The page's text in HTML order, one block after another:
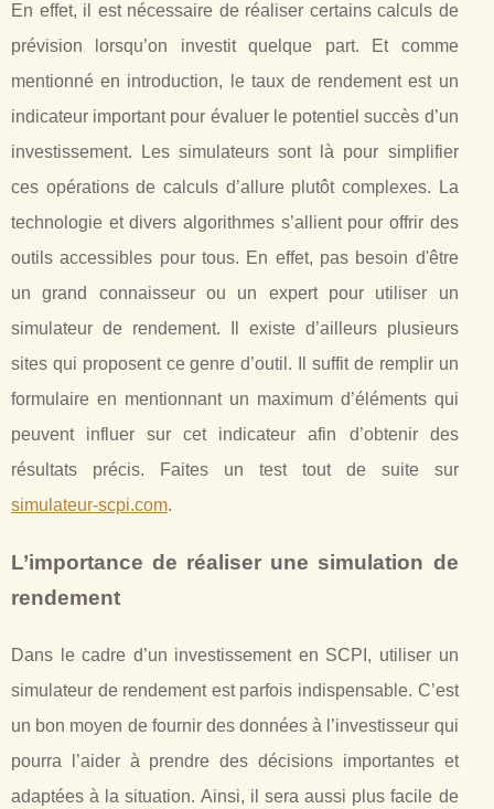
En effet, il est nécessaire de réaliser certains calculs de
prévision lorsqu’on investit quelque part. Et comme
mentionné en introduction, le taux de rendement est un
indicateur important pour évaluer le potentiel succès d’un
investissement. Les simulateurs sont là pour simplifier
ces opérations de calculs d’allure plutôt complexes. La
technologie et divers algorithmes s’allient pour offrir des
outils accessibles pour tous. En effet, pas besoin d'être
un grand connaisseur ou un expert pour utiliser un
simulateur de rendement. Il existe d’ailleurs plusieurs
sites qui proposent ce genre d’outil. Il suffit de remplir un
formulaire en mentionnant un maximum d’éléments qui
peuvent influer sur cet indicateur afin d’obtenir des
résultats précis. Faites un test tout de suite sur
simulateur-scpi.com.
L’importance de réaliser une simulation de
rendement
Dans le cadre d’un investissement en SCPI, utiliser un
simulateur de rendement est parfois indispensable. C’est
un bon moyen de fournir des données à l’investisseur qui
pourra l’aider à prendre des décisions importantes et
adaptées à la situation. Ainsi, il sera aussi plus facile de